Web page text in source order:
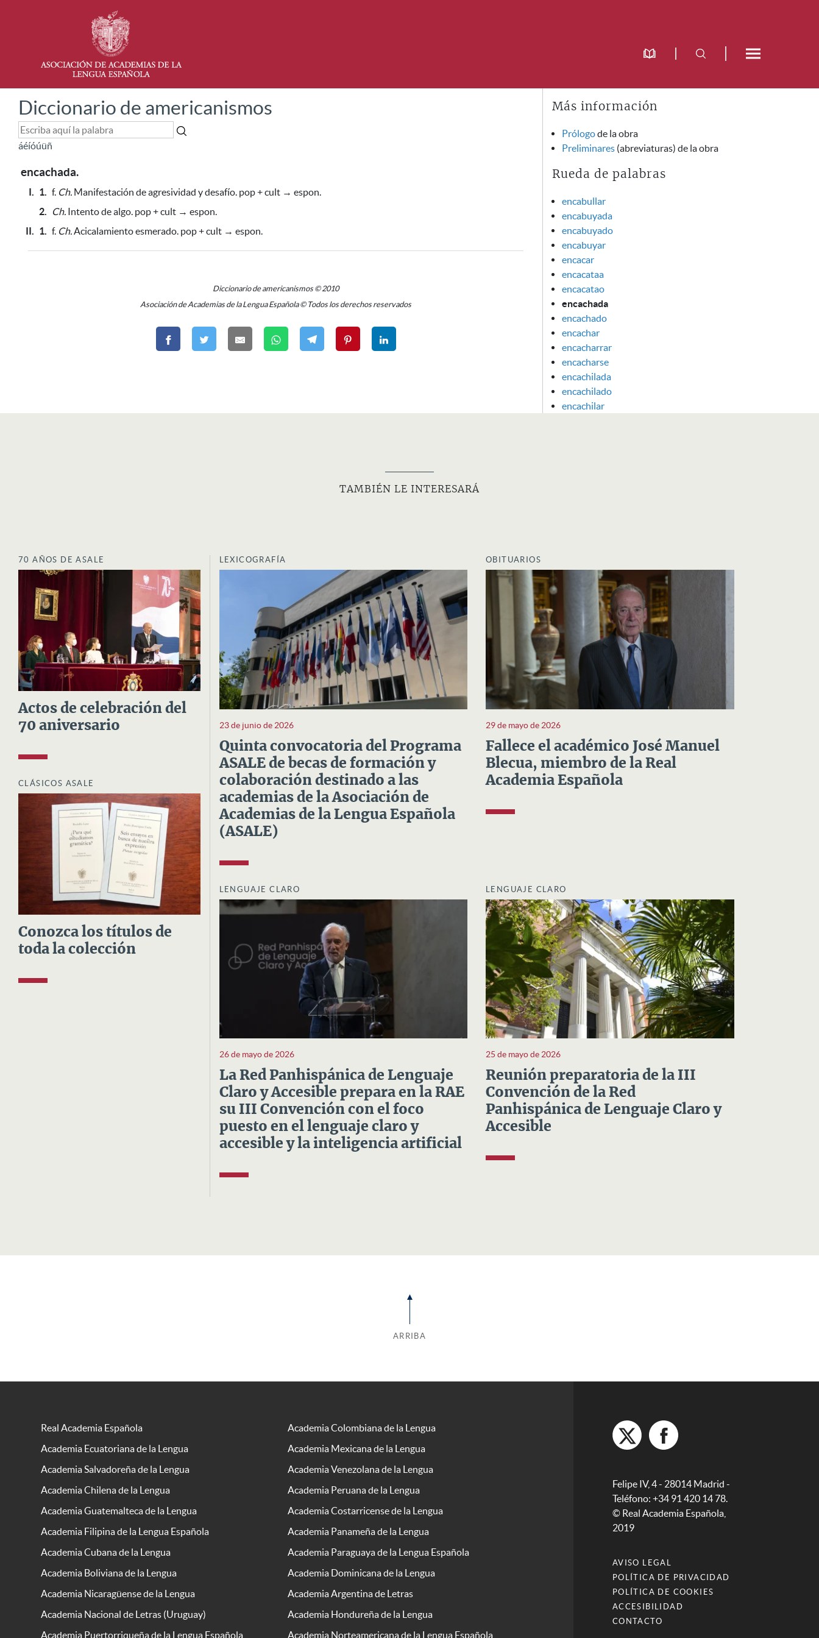
Diccionario de americanismos
áéíóúüñ
encachada.
I. 1. f. Ch. Manifestación de agresividad y desafío. pop + cult → espon.
2.
Ch. Intento de algo. pop + cult → espon.
II. 1. f. Ch.Acicalamiento esmerado. pop + cult → espon.
Diccionario de americanismos © 2010
Asociación de Academias de la Lengua Española © Todos los derechos reservados
Más información
Prólogode la obra
Preliminares (abreviaturas) de la obra
Rueda de palabras
encabullar
encabuyada
encabuyado
encabuyar
encacar
encacataa
encacatao
encachada
encachado
encachar
encacharrar
encacharse
encachilada
encachilado
encachilar
TAMBIÉN LE INTERESARÁ
70 AÑOS DE ASALE
Actos de celebración del
70 aniversario
CLÁSICOS ASALE
Conozca los títulos de
toda la colección
LEXICOGRAFÍA
23 de junio de 2026
Quinta convocatoria del Programa
ASALE de becas de formación y
colaboración destinado a las
academias de la Asociación de
Academias de la Lengua Española
(ASALE)
OBITUARIOS
29 de mayo de 2026
Fallece el académico José Manuel
Blecua, miembro de la Real
Academia Española
LENGUAJE CLARO
26 de mayo de 2026
La Red Panhispánica de Lenguaje
Claro y Accesible prepara en la RAE
su III Convención con el foco
puesto en el lenguaje claro y
accesible y la inteligencia artificial
LENGUAJE CLARO
25 de mayo de 2026
Reunión preparatoria de la III
Convención de la Red
Panhispánica de Lenguaje Claro y
Accesible
ARRIBA
Real Academia Española
Academia Colombiana de la Lengua
Academia Ecuatoriana de la Lengua
Academia Mexicana de la Lengua
Academia Salvadoreña de la Lengua
Academia Venezolana de la Lengua
Academia Chilena de la Lengua
Academia Peruana de la Lengua
Academia Guatemalteca de la Lengua
Academia Costarricense de la Lengua
Academia Filipina de la Lengua Española
Academia Panameña de la Lengua
Academia Cubana de la Lengua
Academia Paraguaya de la Lengua Española
Academia Boliviana de la Lengua
Academia Dominicana de la Lengua
Academia Nicaragüense de la Lengua
Academia Argentina de Letras
Academia Nacional de Letras (Uruguay)
Academia Hondureña de la Lengua
Academia Puertorriqueña de la Lengua Española
Academia Norteamericana de la Lengua Española
Felipe IV, 4 - 28014 Madrid -
Teléfono: +34 91 420 14 78.
© Real Academia Española,
2019
AVISO LEGAL
POLÍTICA DE PRIVACIDAD
POLÍTICA DE COOKIES
ACCESIBILIDAD
CONTACTO